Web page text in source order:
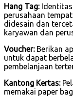
Hang Tag:Identitas
perusahaan
didesain dan
karyawan dan
Voucher:Berikan
untuk dapat
pembelanjaan
Kantong Kertas:
memakai paper